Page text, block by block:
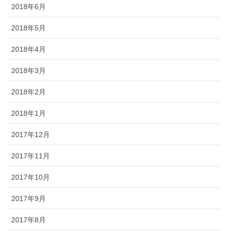
2018年6月
2018年5月
2018年4月
2018年3月
2018年2月
2018年1月
2017年12月
2017年11月
2017年10月
2017年9月
2017年8月